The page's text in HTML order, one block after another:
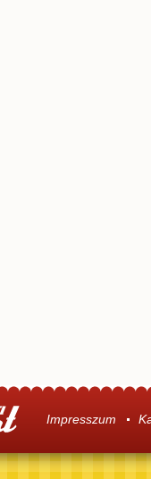
Impresszum